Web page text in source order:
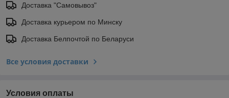
Доставка "Самовывоз"
Доставка курьером по Минску
Доставка Белпочтой по Беларуси
Все условия доставки
Условия оплаты